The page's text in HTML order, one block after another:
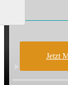
Jetzt